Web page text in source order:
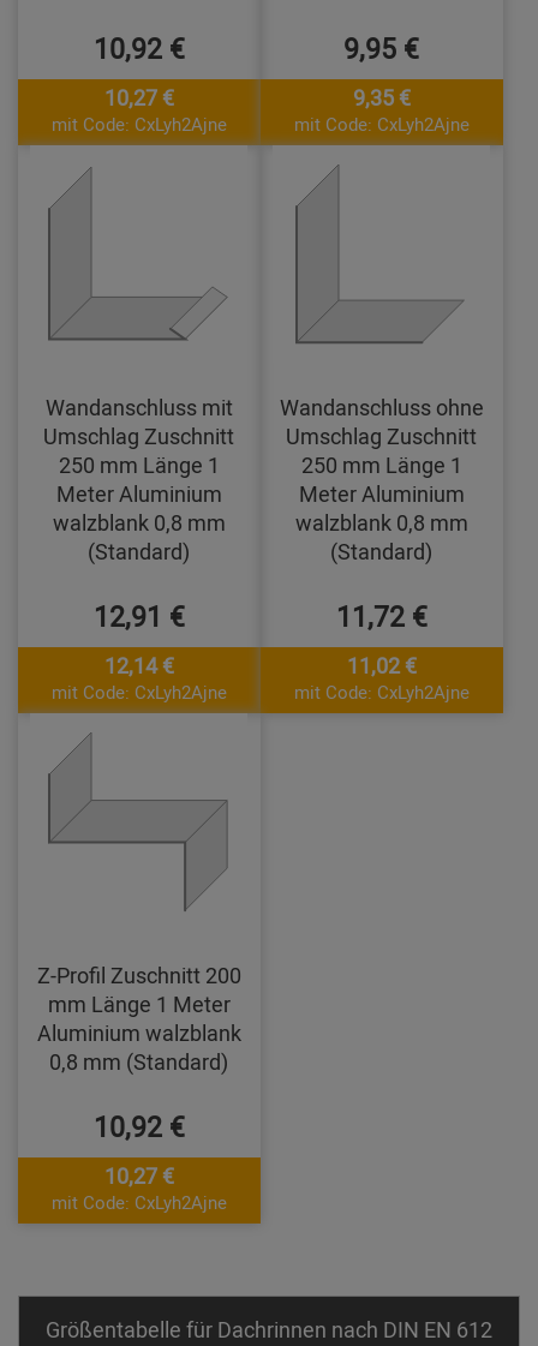
10,92 €
10,27 €
mit Code: CxLyh2Ajne
9,95 €
9,35 €
mit Code: CxLyh2Ajne
Wandanschluss mit
Umschlag Zuschnitt
250 mm Länge 1
Meter Aluminium
walzblank 0,8 mm
(Standard)
12,91 €
12,14 €
mit Code: CxLyh2Ajne
Wandanschluss ohne
Umschlag Zuschnitt
250 mm Länge 1
Meter Aluminium
walzblank 0,8 mm
(Standard)
11,72 €
11,02 €
mit Code: CxLyh2Ajne
Z-Profil Zuschnitt 200
mm Länge 1 Meter
Aluminium walzblank
0,8 mm (Standard)
10,92 €
10,27 €
mit Code: CxLyh2Ajne
Größentabelle für Dachrinnen nach DIN EN 612